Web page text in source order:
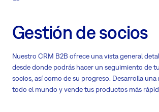
Gestión de socios
Nuestro CRM B2B ofrece una vista general
desde donde podrás hacer un seguimiento de
socios, así como de su progreso. Desarrolla una
todo el mundo y vende tus productos más